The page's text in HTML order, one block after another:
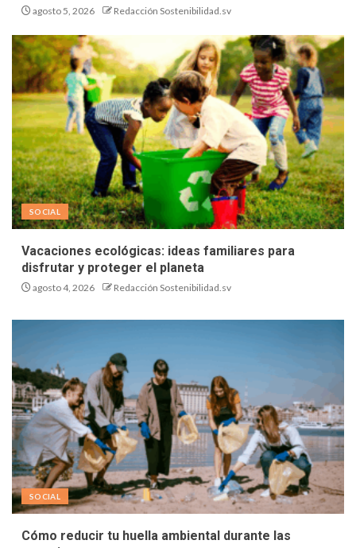
agosto 5, 2026 Redacción Sostenibilidad.sv
SOCIAL
Vacaciones ecológicas: ideas familiares para
disfrutar y proteger el planeta
agosto 4, 2026 Redacción Sostenibilidad.sv
SOCIAL
Cómo reducir tu huella ambiental durante las